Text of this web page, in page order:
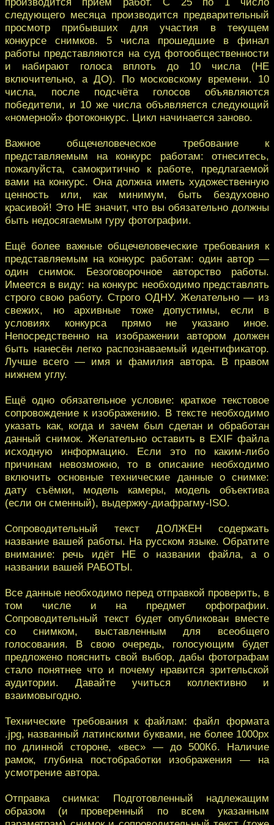
следующего месяца производится предварительный
просмотр прибывших для участия в текущем
конкурсе снимков. 5 числа прошедшие в финал
работы представляются на суд фотообщественности
и набирают голоса вплоть до 10 числа (НЕ
включительно, а ДО). По московскому времени. 10
числа, после подсчёта голосов объявляются
победители, и 10 же числа объявляется следующий
«номерной» фотоконкурс. Цикл начинается заново.
Важное общечеловеческое требование к
представляемым на конкурс работам: отнеситесь,
пожалуйста, самокритично к работе, предлагаемой
вами на конкурс. Она должна иметь художественную
ценность или, как минимум, быть бездуховно
красивой! Это НЕ значит, что вы обязательно должны
быть недосягаемым гуру фотографии.
Ещё более важные общечеловеческие требования к
представляемым на конкурс работам: один автор —
один снимок. Безоговорочное авторство работы.
Имеется в виду: на конкурс необходимо представлять
строго свою работу. Строго ОДНУ. Желательно — из
свежих, но архивные тоже допустимы, если в
условиях конкурса прямо не указано иное.
Непосредственно на изображении автором должен
быть нанесён легко распознаваемый идентификатор.
Лучше всего — имя и фамилия автора. В правом
нижнем углу.
Ещё одно обязательное условие: краткое текстовое
сопровождение к изображению. В тексте необходимо
указать как, когда и зачем был сделан и обработан
данный снимок. Желательно оставить в EXIF файла
исходную информацию. Если это по каким-либо
причинам невозможно, то в описание необходимо
включить основные технические данные о снимке:
дату съёмки, модель камеры, модель объектива
(если он сменный), выдержку-диафрагму-ISO.
Сопроводительный текст ДОЛЖЕН содержать
название вашей работы. На русском языке. Обратите
внимание: речь идёт НЕ о названии файла, а о
названии вашей РАБОТЫ.
Все данные необходимо перед отправкой проверить, в
том числе и на предмет орфографии.
Сопроводительный текст будет опубликован вместе
со снимком, выставленным для всеобщего
голосования. В свою очередь, голосующим будет
предложено пояснить свой выбор, дабы фотографам
стало понятнее что и почему нравится зрительской
аудитории. Давайте учиться коллективно и
взаимовыгодно.
Технические требования к файлам: файл формата
.jpg, названный латинскими буквами, не более 1000px
по длинной стороне, «вес» — до 500Кб. Наличие
рамок, глубина постобработки изображения — на
усмотрение автора.
Отправка снимка: Подготовленный надлежащим
образом (и проверенный по всем указанным